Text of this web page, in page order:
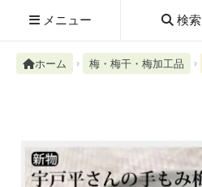
メニュー 検索
検索履歴
絮ユ⑳�������障����
ホーム 梅・梅干・梅加工品